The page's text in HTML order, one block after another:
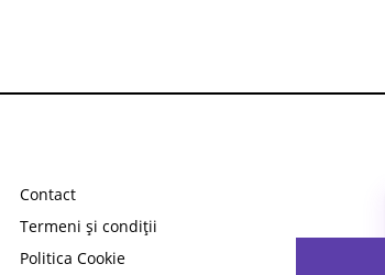
Contact
Termeni și condiții
Politica Cookie